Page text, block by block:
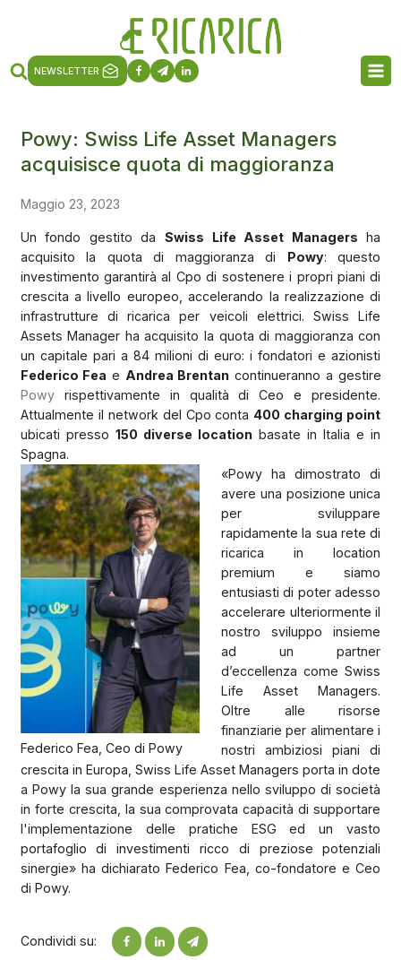
NEWSLETTER
Powy: Swiss Life Asset Managers
acquisisce quota di maggioranza
Maggio 23, 2023
Un fondo gestito da Swiss Life Asset Managers ha
acquisito la quota di maggioranza di Powy: questo
investimento garantirà al Cpo di sostenere i propri piani di
crescita a livello europeo, accelerando la realizzazione di
infrastrutture di ricarica per veicoli elettrici. Swiss Life
Assets Manager ha acquisito la quota di maggioranza con
un capitale pari a 84 milioni di euro: i fondatori e azionisti
Federico Fea e Andrea Brentan continueranno a gestire
Powyrispettivamente in qualità di Ceo e presidente.
Attualmente il network del Cpo conta 400 charging point
ubicati presso 150 diverse locationbasate in Italia e in
Spagna.
Federico Fea, Ceo di Powy
«Powy ha dimostrato di
avere una posizione unica
per sviluppare
rapidamente la sua rete di
ricarica in location
premium e siamo
entusiasti di poter adesso
accelerare ulteriormente il
nostro sviluppo insieme
ad un partner
d’eccellenza come Swiss
Life Asset Managers.
Oltre alle risorse
finanziarie per alimentare i
nostri ambiziosi piani di
crescita in Europa, Swiss Life Asset Managers porta in dote
a Powy la sua grande esperienza nello sviluppo di società
in forte crescita, la sua comprovata capacità di supportare
l'implementazione delle pratiche ESG ed un vasto
portafoglio di investimenti ricco di preziose potenziali
sinergie» ha dichiarato Federico Fea, co-fondatore e Ceo
di Powy.
Condividi su: